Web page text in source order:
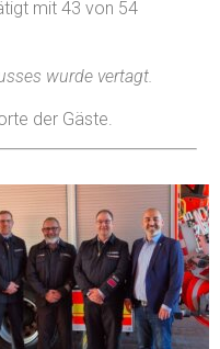
mit 43 von 54
wurde vertagt.
der Gäste.